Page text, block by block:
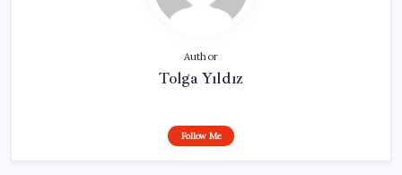
Author
Tolga Yıldız
Follow Me